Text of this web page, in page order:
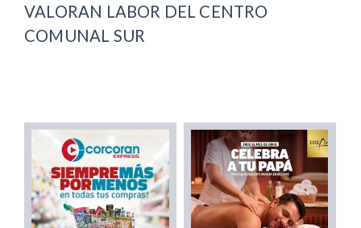
VALORAN LABOR DEL CENTRO
COMUNAL SUR